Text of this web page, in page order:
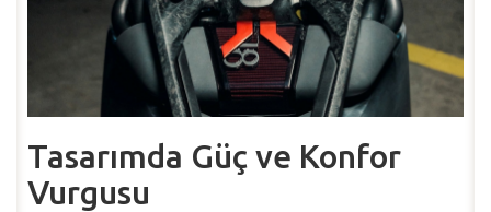
Tasarımda Güç ve Konfor
Vurgusu